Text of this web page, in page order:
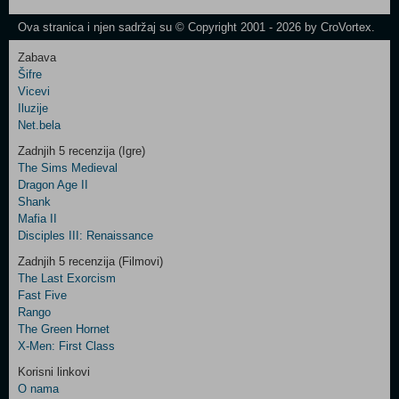
Newsletter
Control
Field
Two
Newsletter
Control
Field
Three
Newsletter
Ova stranica i njen sadržaj su © Copyright 2001 - 2026 by CroVortex.
Zabava
Šifre
Vicevi
Iluzije
Net.bela
Zadnjih 5 recenzija (Igre)
The Sims Medieval
Dragon Age II
Shank
Mafia II
Disciples III: Renaissance
Zadnjih 5 recenzija (Filmovi)
The Last Exorcism
Fast Five
Rango
The Green Hornet
X-Men: First Class
Korisni linkovi
O nama